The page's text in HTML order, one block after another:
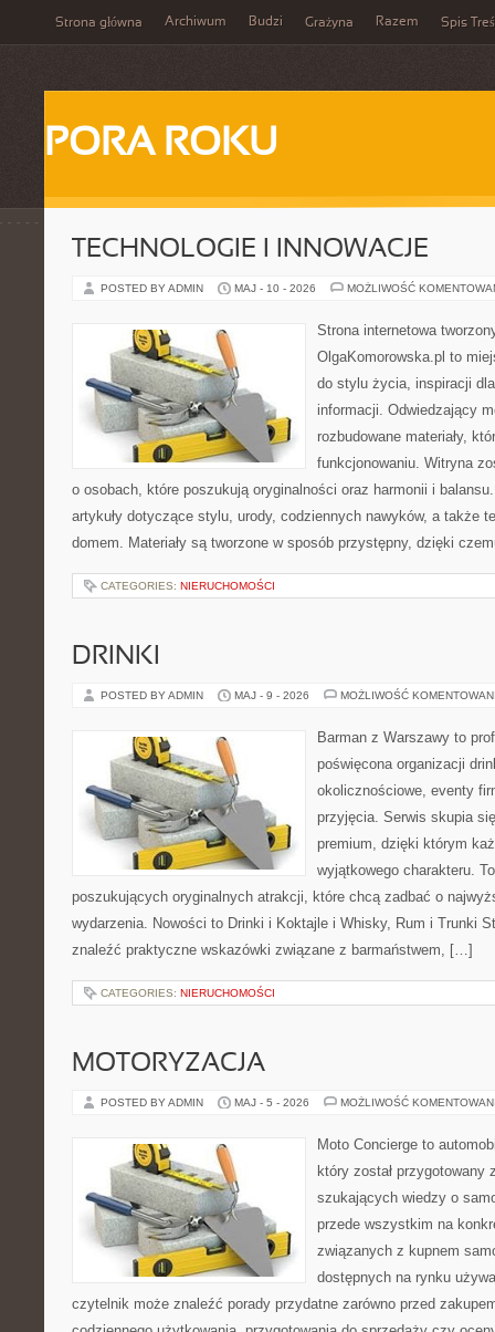
Strona główna Archiwum Budzi Grażyna Razem Spis
PORA ROKU
TECHNOLOGIE I INNOWACJE
POSTED BY ADMIN MAJ - 10 - 2026 MOŻLIWOŚĆ
Strona internetowa
OlgaKomorowska.pl to
do stylu życia, inspiracji
informacji. Odwiedzający
rozbudowane materiały,
funkcjonowaniu. Witryna
o osobach, które poszukują oryginalności oraz harmonii i
artykuły dotyczące stylu, urody, codziennych nawyków, a także
domem. Materiały są tworzone w sposób przystępny, dzięki
CATEGORIES: NIERUCHOMOŚCI
DRINKI
POSTED BY ADMIN MAJ - 9 - 2026 MOŻLIWOŚĆ
Barman z Warszawy to
poświęcona organizacji
okolicznościowe, eventy
przyjęcia. Serwis skupia
premium, dzięki którym
wyjątkowego charakteru.
poszukujących oryginalnych atrakcji, które chcą zadbać o
wydarzenia. Nowości to Drinki i Koktajle i Whisky, Rum i Trunki
znaleźć praktyczne wskazówki związane z barmaństwem, […]
CATEGORIES: NIERUCHOMOŚCI
MOTORYZACJA
POSTED BY ADMIN MAJ - 5 - 2026 MOŻLIWOŚĆ
Moto Concierge to
który został przygotowany
szukających wiedzy o
przede wszystkim na
związanych z kupnem
dostępnych na rynku
czytelnik może znaleźć porady przydatne zarówno przed